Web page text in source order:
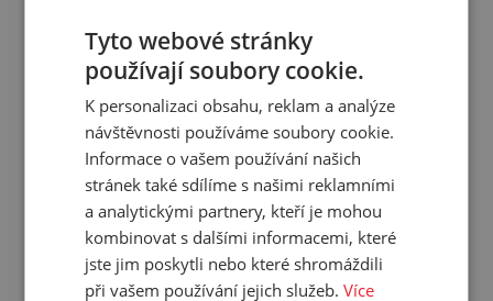
Materiál duše:
NBR
Materiál obalu:
CR
Pracovní teplota:
-30/+70 °C
Barva:
černá
Hmotnost:
1,300 kg/m
40,00 m
Tyto webové stránky
používají soubory cookie.
K personalizaci obsahu, reklam a analýze
návštěvnosti používáme soubory cookie.
Informace o vašem používání našich
stránek také sdílíme s našimi reklamními
a analytickými partnery, kteří je mohou
kombinovat s dalšími informacemi, které
jste jim poskytli nebo které shromáždili
při vašem používání jejich služeb.Více